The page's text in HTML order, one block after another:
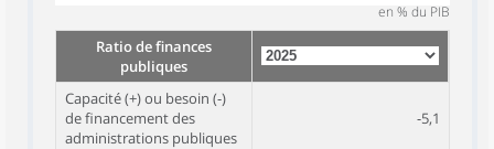
en % du PIB
Ratio de finances
publiques
Capacité (+) ou besoin (-)
de financement des
administrations publiques
-5,1